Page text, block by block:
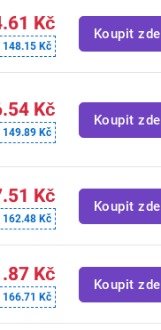
Kč
148.15 Kč
Koupit zde
Kč
149.89 Kč
Koupit zde
Kč
162.48 Kč
Koupit zde
Kč
166.71 Kč
Koupit zde